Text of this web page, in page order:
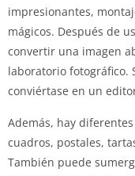
impresionantes,
mágicos. Después de
convertir una imagen
laboratorio fotográfico.
conviértase en un
Además, hay
cuadros, postales,
También puede